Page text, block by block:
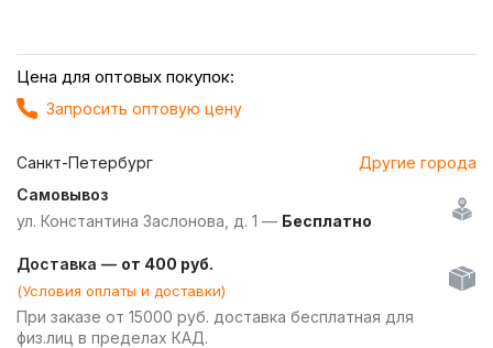
Цена для оптовых покупок:
Запросить оптовую цену
Санкт-Петербург
Другие города
Самовывоз
ул. Константина Заслонова, д. 1 — Бесплатно
Доставка — от 400 руб.
(Условия оплаты и доставки)
При заказе от 15000 руб. доставка бесплатная для
физ.лиц в пределах КАД.